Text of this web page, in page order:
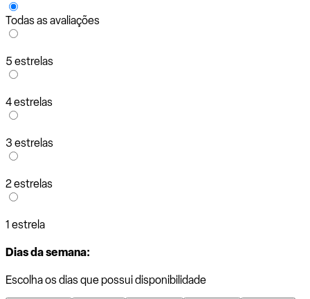
Todas as avaliações
5 estrelas
4 estrelas
3 estrelas
2 estrelas
1 estrela
Dias da semana:
Escolha os dias que possui disponibilidade